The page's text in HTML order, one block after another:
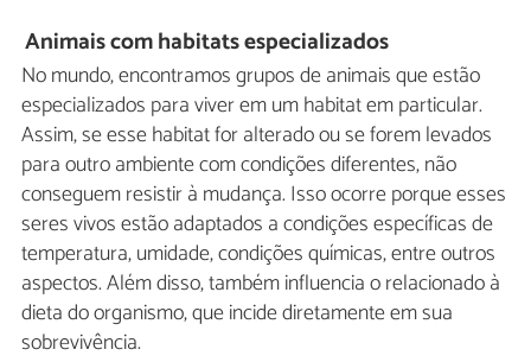
Animais com habitats especializados
No mundo, encontramos grupos de animais que estão
especializados para viver em um habitat em particular.
Assim, se esse habitat for alterado ou se forem levados
para outro ambiente com condições diferentes, não
conseguem resistir à mudança. Isso ocorre porque esses
seres vivos estão adaptados a condições específicas de
temperatura, umidade, condições químicas, entre outros
aspectos. Além disso, também influencia o relacionado à
dieta do organismo, que incide diretamente em sua
sobrevivência.